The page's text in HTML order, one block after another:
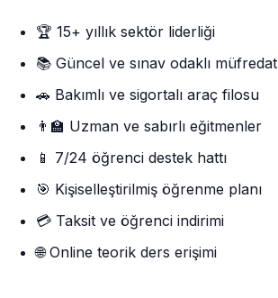
🏆 15+ yıllık sektör liderliği
📚 Güncel ve sınav odaklı müfredat
🚗 Bakımlı ve sigortalı araç filosu
👨‍🏫 Uzman ve sabırlı eğitmenler
📱 7/24 öğrenci destek hattı
🎯 Kişiselleştirilmiş öğrenme planı
💳 Taksit ve öğrenci indirimi
🌐 Online teorik ders erişimi